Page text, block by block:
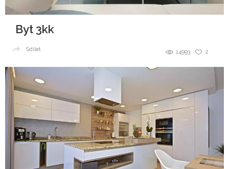
Byt 3kk
2
14993
Sdílet